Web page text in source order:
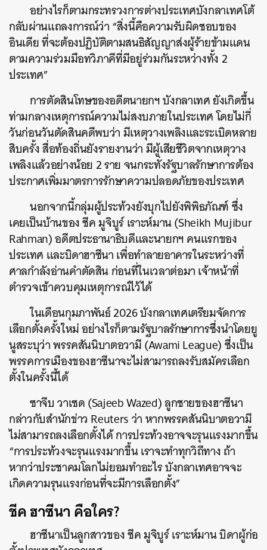
อย่างไรก็ตามกระทรวงการต่างประเทศบังกลาเทศโต้
กลับผ่านแถลงการณ์ว่า “สิ่งนี้คือความรับผิดชอบของ
อินเดีย ที่จะต้องปฏิบัติตามสนธิสัญญาส่งผู้ร้ายข้ามแดน
ตามความร่วมมือทวิภาคีที่มีอยู่ร่วมกันระหว่างทั้ง 2
ประเทศ”
การตัดสินโทษของอดีตนายกฯ บังกลาเทศ ยังเกิดขึ้น
ท่ามกลางเหตุการณ์ความไม่สงบภายในประเทศ โดยไม่กี่
วันก่อนวันตัดสินคดีพบว่า มีเหตุวางเพลิงและระเบิดหลาย
สิบครั้ง สื่อท้องถิ่นยังรายงานว่า มีผู้เสียชีวิตจากเหตุวาง
เพลิงแล้วอย่างน้อย 2 ราย จนกระทั่งรัฐบาลรักษาการต้อง
ประกาศเพิ่มมาตรการรักษาความปลอดภัยของประเทศ
นอกจากนี้กลุ่มผู้ประท้วงยังบุกไปยังพิพิธภัณฑ์ ซึ่ง
เคยเป็นบ้านของ ชีค มูจิบูร์ เราะห์มาน (Sheikh Mujibur
Rahman) อดีตประธานาธิบดีและนายกฯ คนแรกของ
ประเทศ และบิดาฮาซีนา เพื่อทำลายอาคารในระหว่างที่
ศาลกำลังอ่านคำตัดสิน ก่อนที่ในเวลาต่อมา เจ้าหน้าที่
ตำรวจเข้าควบคุมเหตุการณ์ไว้ได้
ในเดือนกุมภาพันธ์ 2026 บังกลาเทศเตรียมจัดการ
เลือกตั้งครั้งใหม่ อย่างไรก็ตามรัฐบาลรักษาการซึ่งนำโดยยู
นูสระบุว่า พรรคสันนิบาตอวามี (Awami League) ซึ่งเป็น
พรรคการเมืองของฮาซีนาจะไม่สามารถลงรับสมัครเลือก
ตั้งในครั้งนี้ได้
ซาจีบ วาเซด (Sajeeb Wazed) ลูกชายของฮาซีนา
กล่าวกับสำนักข่าว Reuters ว่า หากพรรคสันนิบาตอวามี
ไม่สามารถลงเลือกตั้งได้ การประท้วงอาจจะรุนแรงมากขึ้น
“การประท้วงจะรุนแรงมากขึ้น เราจะทำทุกวิถีทาง ถ้า
หากว่าประชาคมโลกไม่ยอมทำอะไร บังกลาเทศอาจจะ
เกิดความรุนแรงก่อนที่จะมีการเลือกตั้ง”
ชีค ฮาซีนา คือใคร?
ฮาซีนาเป็นลูกสาวของ ชีค มูจิบูร์ เราะห์มาน บิดาผู้ก่อ